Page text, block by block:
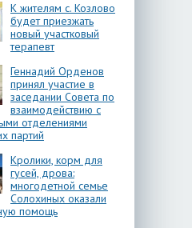
К жителям с. Козлово
будет приезжать
новый участковый
терапевт
Геннадий Орденов
принял участие в
заседании Совета по
взаимодействию с
отделениями
партий
Кролики, корм для
гусей, дрова:
многодетной семье
Солохиных оказали
помощь